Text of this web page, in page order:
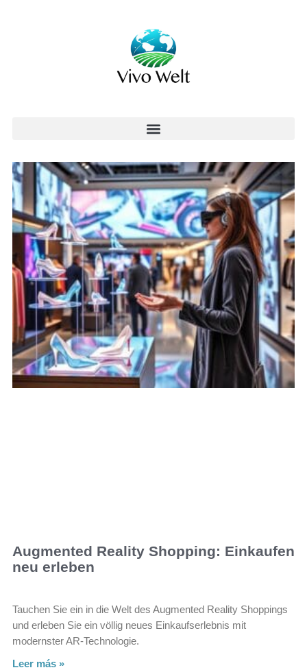
Augmented Reality Shopping: Einkaufen
neu erleben
Tauchen Sie ein in die Welt des Augmented Reality Shoppings
und erleben Sie ein völlig neues Einkaufserlebnis mit
modernster AR-Technologie.
Leer más »